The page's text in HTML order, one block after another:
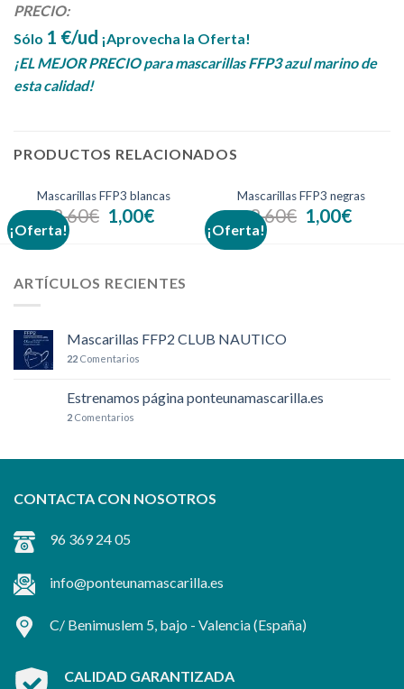
PRECIO:
Sólo 1 €/ud ¡Aprovecha la Oferta!
¡EL MEJOR PRECIO para mascarillas FFP3 azul marino de
esta calidad!
PRODUCTOS RELACIONADOS
¡Oferta!
Mascarillas FFP3 blancas
2,60€ 1,00€
¡Oferta!
Mascarillas FFP3 negras
2,60€ 1,00€
ARTÍCULOS RECIENTES
Mascarillas FFP2 CLUB NAUTICO
22 Comentarios
Estrenamos página ponteunamascarilla.es
2 Comentarios
CONTACTA CON NOSOTROS
96 369 24 05
info@ponteunamascarilla.es
C/ Benimuslem 5, bajo - Valencia(España)
CALIDAD GARANTIZADA